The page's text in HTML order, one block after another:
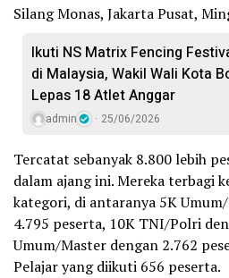
Silang Monas, Jakarta Pusat,
Ikuti NS Matrix Fencing
di Malaysia, Wakil Wali Kota
Lepas 18 Atlet Anggar
admin 25/06/2026
Tercatat sebanyak 8.800 lebih
dalam ajang ini. Mereka terbagi
kategori, di antaranya 5K
4.795 peserta, 10K TNI/Polri
Umum/Master dengan 2.762
Pelajar yang diikuti 656 peserta.